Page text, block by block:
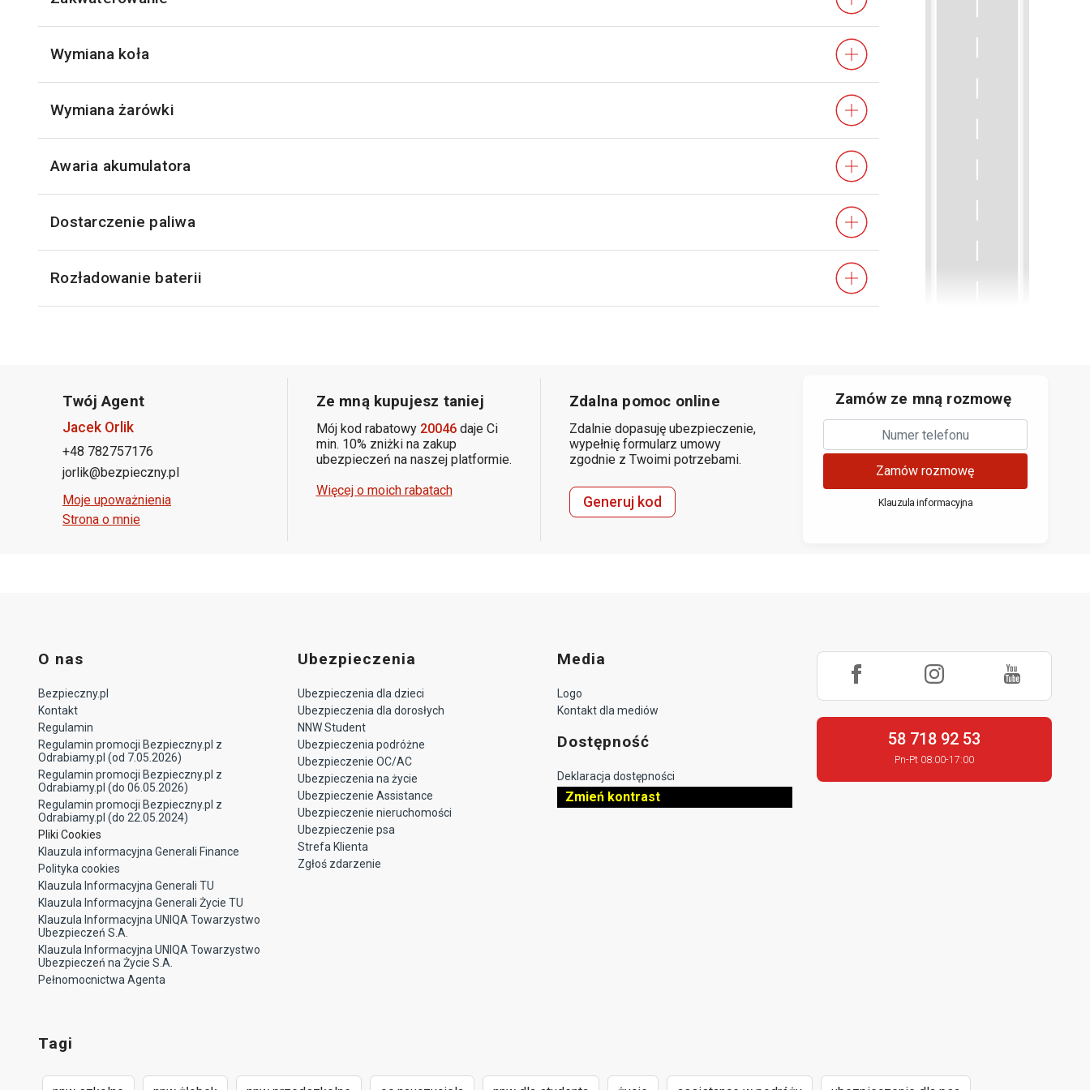
Wymiana koła
Wymiana żarówki
Awaria akumulatora
Dostarczenie paliwa
Rozładowanie baterii
Twój Agent
Jacek Orlik
+48 782757176
jorlik@bezpieczny.pl
Moje upoważnienia
Strona o mnie
Ze mną kupujesz taniej
Mój kod rabatowy 20046daje Ci
min. 10% zniżki na zakup
ubezpieczeń na naszej platformie.
Więcej o moich rabatach
Zdalna pomoc online
Zdalnie dopasuję ubezpieczenie,
wypełnię formularz umowy
zgodnie z Twoimi potrzebami.
Generuj kod
Zamów ze mną rozmowę
Zamów rozmowę
Klauzula informacyjna
O nas
Bezpieczny.pl
Kontakt
Regulamin
Regulamin promocji Bezpieczny.pl z
Odrabiamy.pl (od 7.05.2026)
Regulamin promocji Bezpieczny.pl z
Odrabiamy.pl (do 06.05.2026)
Regulamin promocji Bezpieczny.pl z
Odrabiamy.pl (do 22.05.2024)
Pliki Cookies
Klauzula informacyjna Generali Finance
Polityka cookies
Klauzula Informacyjna Generali TU
Klauzula Informacyjna Generali Życie TU
Klauzula Informacyjna UNIQA Towarzystwo
Ubezpieczeń S.A.
Klauzula Informacyjna UNIQA Towarzystwo
Ubezpieczeń na Życie S.A.
Pełnomocnictwa Agenta
Ubezpieczenia
Ubezpieczenia dla dzieci
Ubezpieczenia dla dorosłych
NNW Student
Ubezpieczenia podróżne
Ubezpieczenie OC/AC
Ubezpieczenia na życie
Ubezpieczenie Assistance
Ubezpieczenie nieruchomości
Ubezpieczenie psa
Strefa Klienta
Zgłoś zdarzenie
Media
Logo
Kontakt dla mediów
Dostępność
Deklaracja dostępności
Zmień kontrast
58 718 92 53
Pn-Pt 08:00-17:00
Tagi